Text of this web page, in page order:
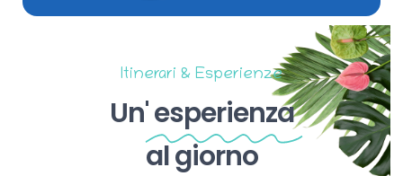
Itinerari & Esperienze
Un'esperienza
al giorno